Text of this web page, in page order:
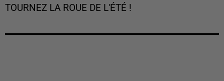
TOURNEZ LA ROUE DE L'ÉTÉ !